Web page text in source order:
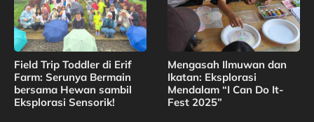
Field Trip Toddler di Erif
Farm: Serunya Bermain
bersama Hewan sambil
Eksplorasi Sensorik!
Mengasah Ilmuwan dan
Ikatan: Eksplorasi
Mendalam “I Can Do It-
Fest 2025”